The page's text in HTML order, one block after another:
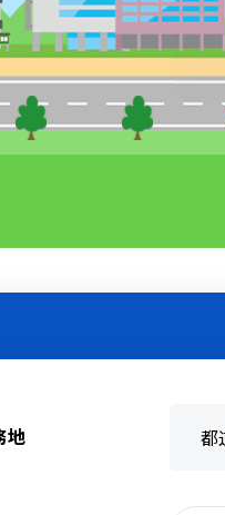
地